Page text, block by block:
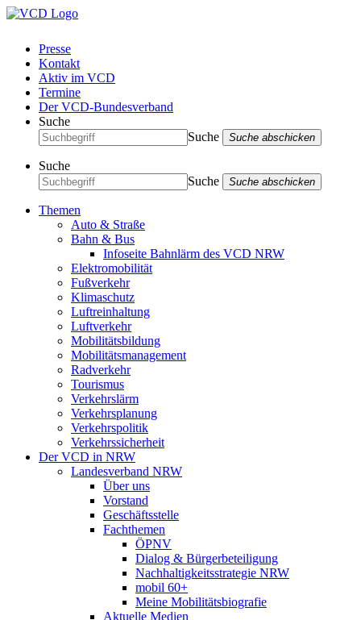
Presse
Kontakt
Aktiv im VCD
Termine
Der VCD-Bundesverband
Suche
Suche
Suche abschicken
Suche
Suche
Suche abschicken
Themen
Auto & Straße
Bahn & Bus
Infoseite Bahnlärm des VCD NRW
Elektromobilität
Fußverkehr
Klimaschutz
Luftreinhaltung
Luftverkehr
Mobilitätsbildung
Mobilitätsmanagement
Radverkehr
Tourismus
Verkehrslärm
Verkehrsplanung
Verkehrspolitik
Verkehrssicherheit
Der VCD in NRW
Landesverband NRW
Über uns
Vorstand
Geschäftsstelle
Fachthemen
ÖPNV
Dialog & Bürgerbeteiligung
Nachhaltigkeitsstrategie NRW
mobil 60+
Meine Mobilitätsbiografie
Aktuelle Medien